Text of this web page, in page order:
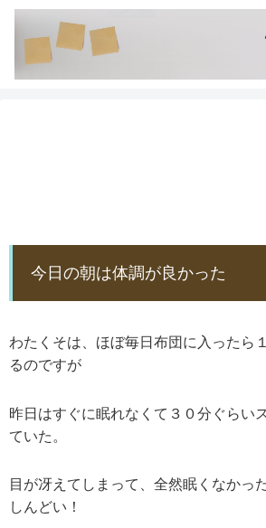
今日の朝は体調が良かった
わたくそは、ほぼ毎日布団に入ったら
るのですが
昨日はすぐに眠れなくて３０分ぐらい
ていた。
目が冴えてしまって、全然眠くなかっ
しんどい！